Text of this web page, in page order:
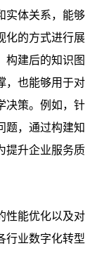
实体关系，能够
化的方式进行展
构建后的知识图
，也能够用于对
决策。例如，针
题，通过构建知
提升企业服务质
性能优化以及对
行业数字化转型